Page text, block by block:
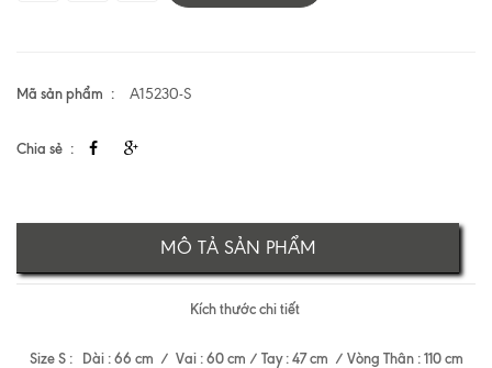
Mã sản phẩm A15230-S
Chia sẻ
MÔ TẢ SẢN PHẨM
Kích thước chi tiết
Size S : Dài : 66 cm / Vai : 60 cm / Tay : 47 cm / Vòng Thân : 110 cm